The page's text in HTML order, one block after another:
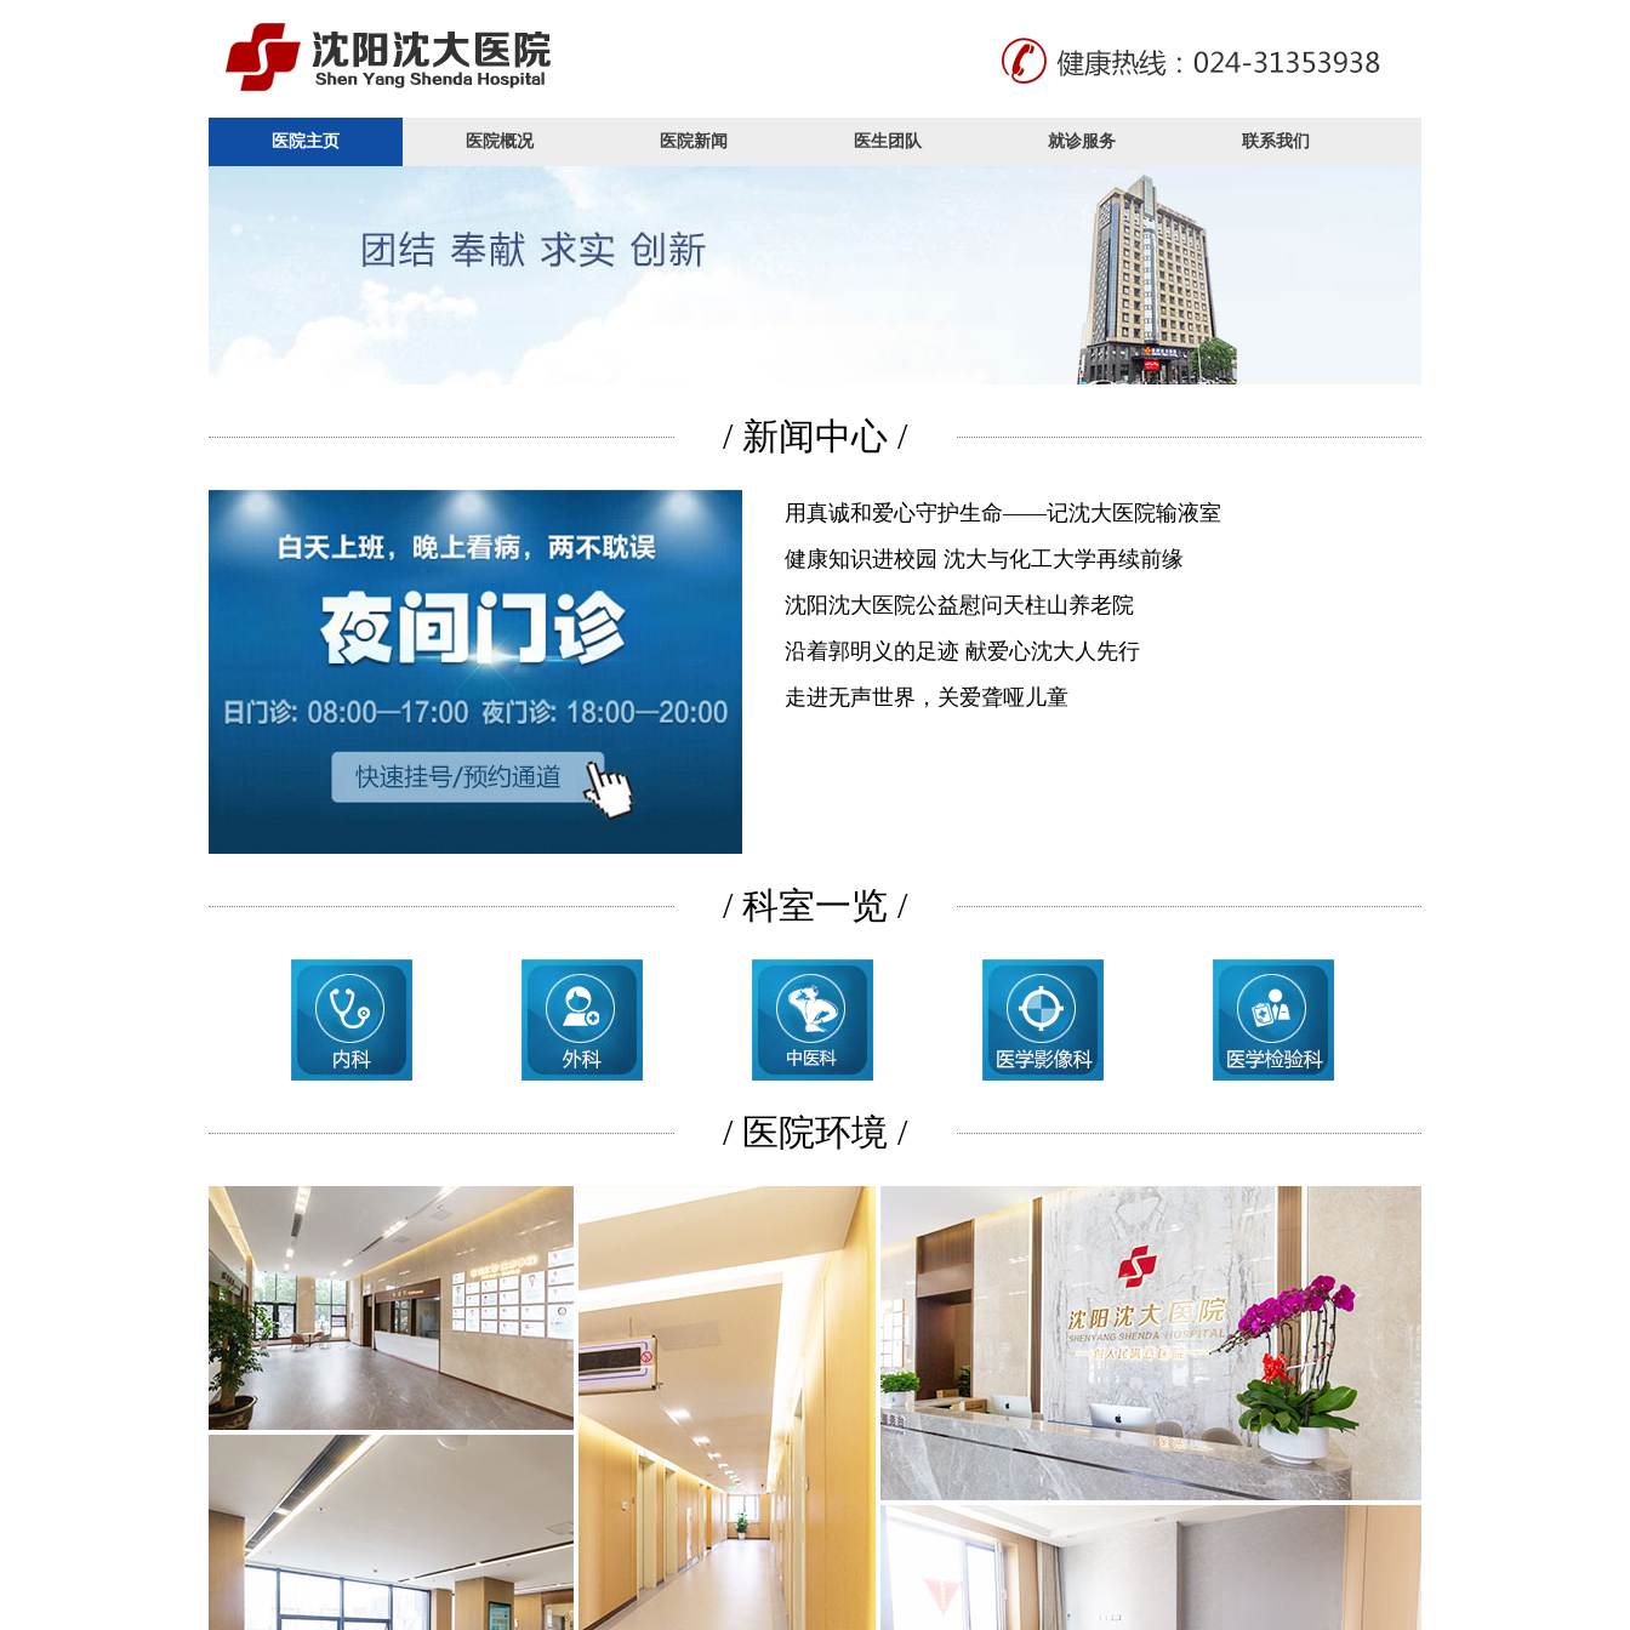
医院主页 医院概况 医院新闻 医生团队 就诊服务 联系我们
/ 新闻中心 /
用真诚和爱心守护生命——记沈大医院输液室
健康知识进校园 沈大与化工大学再续前缘
沈阳沈大医院公益慰问天柱山养老院
沿着郭明义的足迹 献爱心沈大人先行
走进无声世界，关爱聋哑儿童
/ 科室一览 /
/ 医院环境 /